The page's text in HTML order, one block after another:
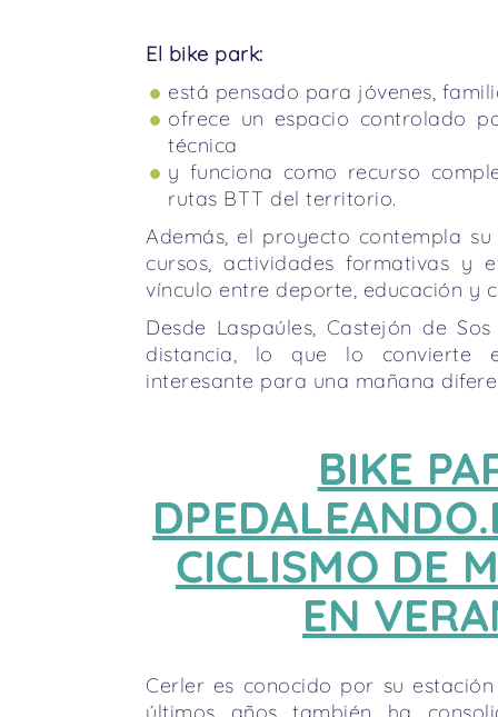
El bike park:
está pensado para jóvenes,
ofrece un espacio controlado
técnica
y funciona como recurso
rutas BTT del territorio.
Además, el proyecto contempla
cursos, actividades formativas y
vínculo entre deporte, educación y
Desde Laspaúles, Castejón de
distancia, lo que lo convierte
interesante para una mañana
BIKE
CICLISMO DE
EN
Cerler es conocido por su